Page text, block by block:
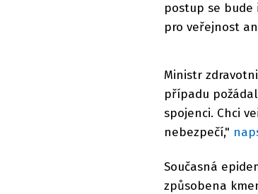
postup se bude
pro veřejnost
Ministr
případu
spojenci. Chci
nebezpečí,"
Současná
způsobena